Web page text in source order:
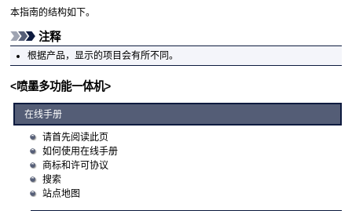
本指南的结构如下。
注释
根据产品，显示的项目会有所不同。
<喷墨多功能一体机>
在线手册
请首先阅读此页
如何使用在线手册
商标和许可协议
搜索
站点地图